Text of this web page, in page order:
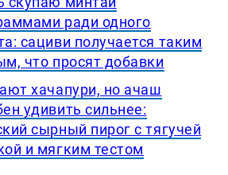
ради одного
сациви получается таким
что просят добавки
хачапури, но ачаш
удивить сильнее:
сырный пирог с тягучей
и мягким тестом